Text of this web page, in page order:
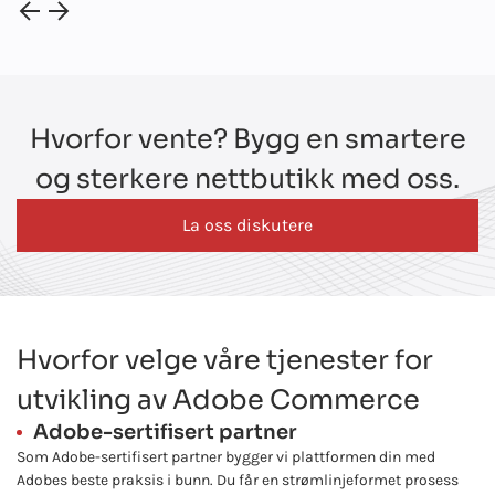
Hvorfor vente? Bygg en smartere
og sterkere nettbutikk med oss.
La oss diskutere
Hvorfor velge våre tjenester for
utvikling av Adobe Commerce
Adobe-sertifisert partner
Som Adobe-sertifisert partner bygger vi plattformen din med
Adobes beste praksis i bunn. Du får en strømlinjeformet prosess